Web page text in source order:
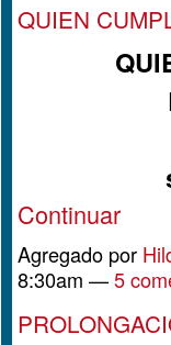
QUIEN
Continuar
Agregado por
8:30am —5